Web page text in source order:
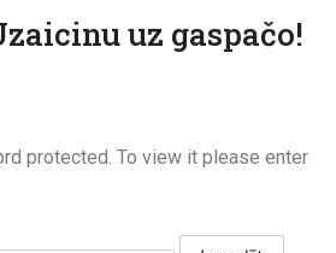
uz gaspačo!
protected. To view it please enter